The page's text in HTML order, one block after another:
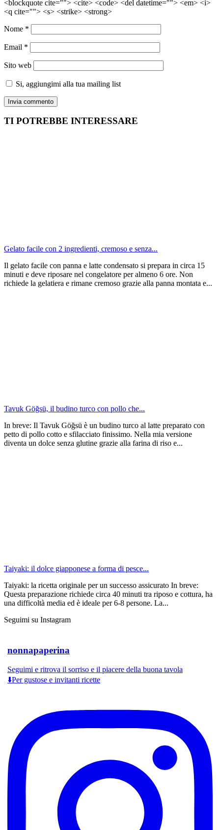
<blockquote cite=""> <cite> <code> <del datetime=""> <em> <i>
<q cite=""> <s> <strike> <strong>
Nome *
Email *
Sito web
Si, aggiungimi alla tua mailing list
TI POTREBBE INTERESSARE
Gelato facile con 2 ingredienti, cremoso e senza...
Il gelato facile con panna e latte condensato si prepara in circa 15
minuti e deve riposare nel congelatore per almeno 6 ore. Non
richiede la gelatiera e rimane cremoso grazie alla panna montata e...
Tavuk Göğsü, il budino turco con pollo che...
In breve: Il Tavuk Göğsü è un budino turco al latte preparato con
petto di pollo cotto e sfilacciato finissimo. Nella mia versione
diventa un dolce senza glutine grazie alla farina di riso e...
Taiyaki: il dolce giapponese a forma di pesce...
Taiyaki: la ricetta originale per un successo assicurato In breve:
Questa preparazione richiede circa 40 minuti tra riposo e cottura, ha
una difficoltà media ed è ideale per 6-8 persone. La...
Seguimi su Instagram
nonnapaperina
Seguimi e ritrova il sorriso e il piacere della buona tavola
⬇️Per gustose e invitanti ricette